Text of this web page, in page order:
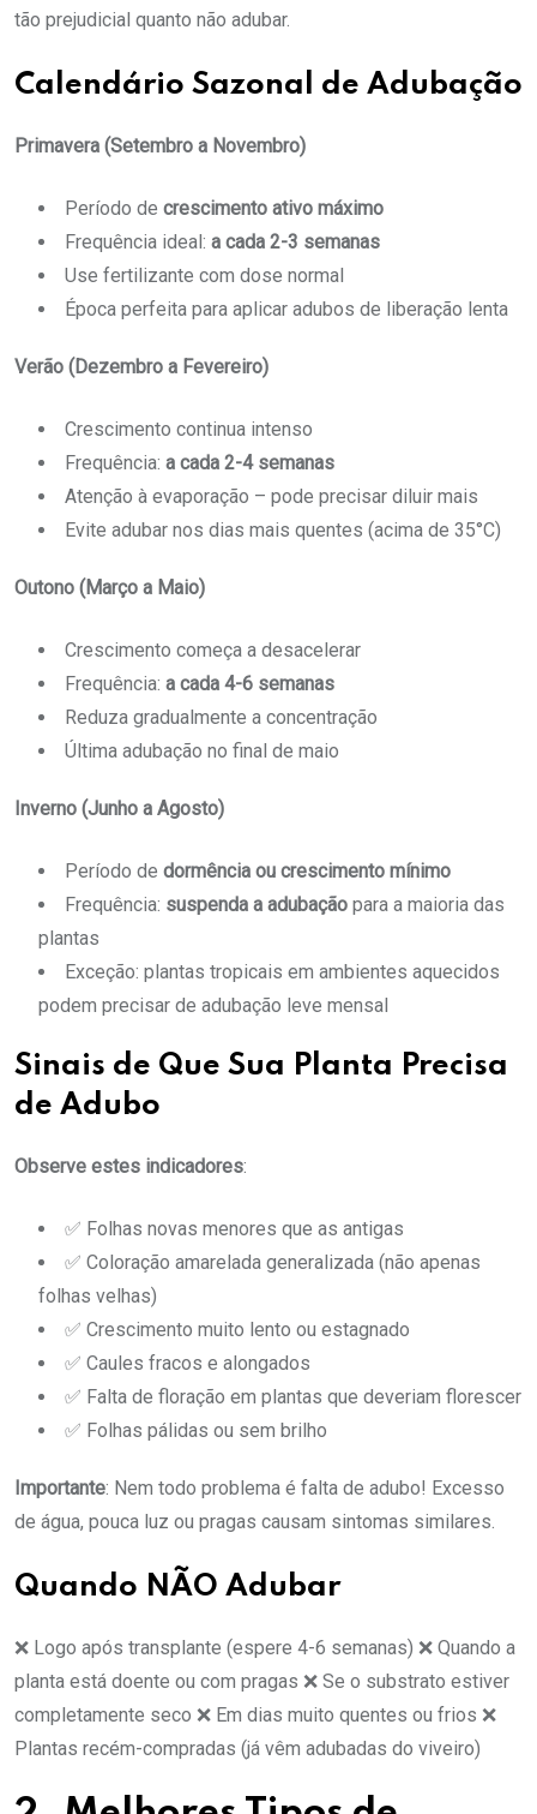
tão prejudicial quanto não adubar.
Calendário Sazonal de Adubação
Primavera (Setembro a Novembro)
Período de crescimento ativo máximo
Frequência ideal: a cada 2-3 semanas
Use fertilizante com dose normal
Época perfeita para aplicar adubos de liberação lenta
Verão (Dezembro a Fevereiro)
Crescimento continua intenso
Frequência: a cada 2-4 semanas
Atenção à evaporação – pode precisar diluir mais
Evite adubar nos dias mais quentes (acima de 35°C)
Outono (Março a Maio)
Crescimento começa a desacelerar
Frequência: a cada 4-6 semanas
Reduza gradualmente a concentração
Última adubação no final de maio
Inverno (Junho a Agosto)
Período de dormência ou crescimento mínimo
Frequência: suspenda a adubação para a maioria das
plantas
Exceção: plantas tropicais em ambientes aquecidos
podem precisar de adubação leve mensal
Sinais de Que Sua Planta Precisa
de Adubo
Observe estes indicadores:
✅ Folhas novas menores que as antigas
✅ Coloração amarelada generalizada (não apenas
folhas velhas)
✅ Crescimento muito lento ou estagnado
✅ Caules fracos e alongados
✅ Falta de floração em plantas que deveriam florescer
✅ Folhas pálidas ou sem brilho
Importante: Nem todo problema é falta de adubo! Excesso
de água, pouca luz ou pragas causam sintomas similares.
Quando NÃO Adubar
❌ Logo após transplante (espere 4-6 semanas) ❌ Quando a
planta está doente ou com pragas ❌ Se o substrato estiver
completamente seco ❌ Em dias muito quentes ou frios ❌
Plantas recém-compradas (já vêm adubadas do viveiro)